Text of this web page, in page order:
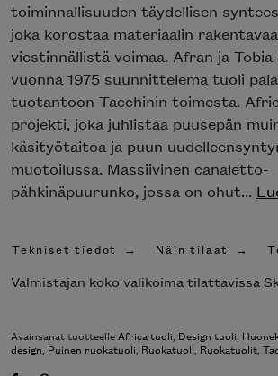
toiminnallisuuden täydellisen
joka korostaa materiaalin
viestinnällistä voimaa. Afran ja Tobia
vuonna 1975 suunnittelema tuoli
tuotantoon Tacchinin toimesta.
projekti, joka juhlistaa puusepän
käsityötaitoa ja puun
muotoilussa. Massiivinen canaletto-
pähkinäpuurunko, jossa on ohut...
Tekniset tiedot Näin tilaat
Valmistajan koko valikoima tilattavissa
Avainsanat tuotteelleAfrica tuoli, Design tuoli,
design, Puinen ruokatuoli, Ruokatuoli, Ruokatuolit,